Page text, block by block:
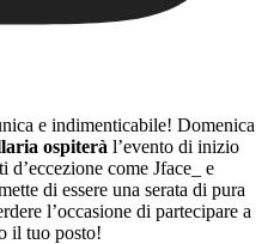
e indimenticabile! Domenica
ospiterà l’evento di inizio
d’eccezione come Jface_ e
di essere una serata di pura
l’occasione di partecipare a
il tuo posto!